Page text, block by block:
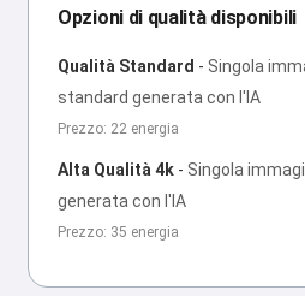
Opzioni di qualità disponibili
Qualità Standard - Singola
standard generata con l'IA
Prezzo: 22 energia
Alta Qualità 4k - Singola
generata con l'IA
Prezzo: 35 energia